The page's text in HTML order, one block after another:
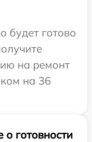
будет готово
на ремонт
на 36
готовности